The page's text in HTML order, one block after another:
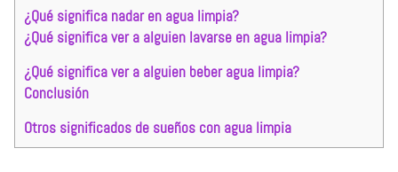
¿Qué significa nadar en agua limpia?
¿Qué significa ver a alguien lavarse en agua limpia?
¿Qué significa ver a alguien beber agua limpia?
Conclusión
Otros significados de sueños con agua limpia